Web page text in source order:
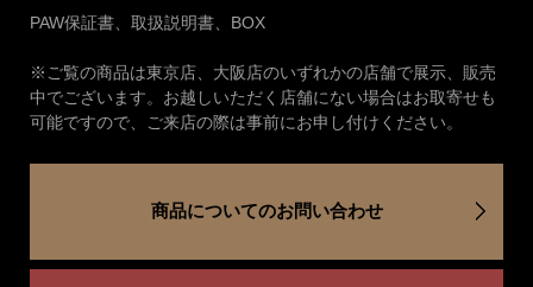
PAW保証書、取扱説明書、BOX
※ご覧の商品は東京店、大阪店のいずれかの店舗で展示、販売
中でございます。お越しいただく店舗にない場合はお取寄せも
可能ですので、ご来店の際は事前にお申し付けください。
商品についてのお問い合わせ